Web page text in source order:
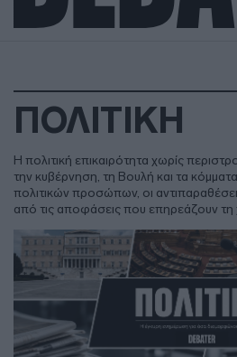
ΠΟΛΙΤΙΚΗ
Η πολιτική επικαιρότητα χωρίς
την κυβέρνηση, τη Βουλή και τα
πολιτικών προσώπων, οι
από τις αποφάσεις που επηρεάζουν τη